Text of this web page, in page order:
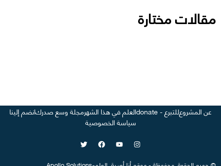
مقالات مختارة
عن المشروعللتبرع - donate العلم في هذا الشهرمجلة وسع صدركانضم إلينا
سياسة الخصوصية